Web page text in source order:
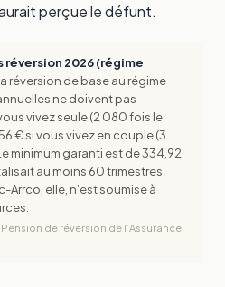
perçue le défunt.
2026 (régime
réversion de base au régime
ne doivent pas
vivez seule (2 080 fois le
€ si vous vivez en couple (3
minimum garanti est de 334,92
au moins 60 trimestres
Arrco, elle, n’est soumise à
de réversion de l’Assurance